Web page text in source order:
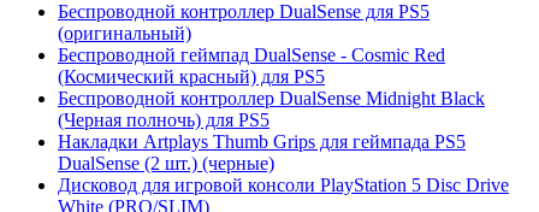
Беспроводной контроллер DualSense для PS5
(оригинальный)
Беспроводной геймпад DualSense - Cosmic Red
(Космический красный) для PS5
Беспроводной контроллер DualSense Midnight Black
(Черная полночь) для PS5
Накладки Artplays Thumb Grips для геймпада PS5
DualSense (2 шт.) (черные)
Дисковод для игровой консоли PlayStation 5 Disc Drive
White (PRO/SLIM)